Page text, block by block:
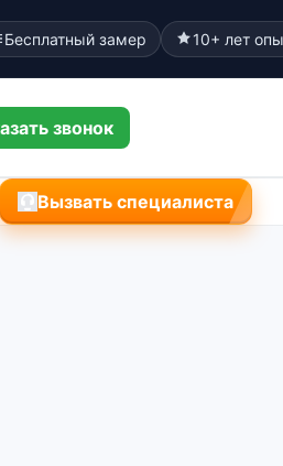
Бесплатный замер 10+ лет
звонок
Вызвать специалиста